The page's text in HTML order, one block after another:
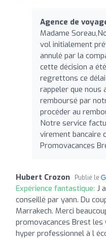
Agence de
Madame
vol initialement
annulé par la
cette décision a
regrettons ce
rappeler que nous
remboursé par
procéder au
Notre service
virement bancaire
Promovacances
Hubert Crozon Publié le
Expérience fantastique: J
conseillé par yann. Du
Marrakech. Merci
promovacances Brest
hyper professionnel à l